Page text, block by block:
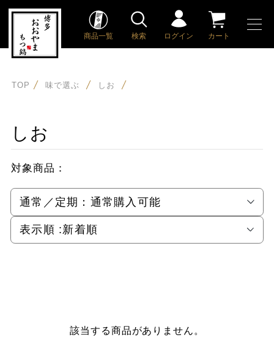
商品一覧 検索 ログイン カート
TOP 味で選ぶ しお
しお
対象商品：
通常／定期： 通常購入可能
表示順 :新着順
該当する商品がありません。